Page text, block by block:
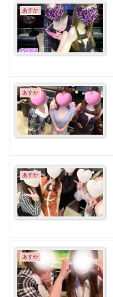
あすか
あすか
あすか
あすか